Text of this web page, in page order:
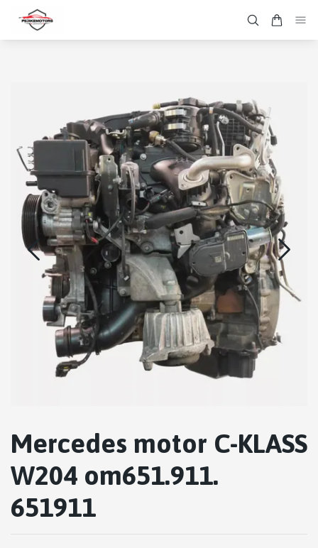
Mercedes motor C-KLASS
W204 om651.911.
651911